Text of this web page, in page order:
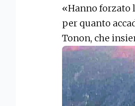
«Hanno forzato
per quanto
Tonon, che